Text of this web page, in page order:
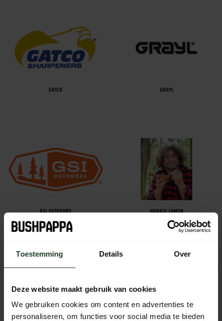
Toestemming Details Over
Deze website maakt gebruik van cookies
We gebruiken cookies om content en advertenties te
personaliseren, om functies voor social media te bieden
GATCO GRAYL
GSI OUTDOORS HARALD LAMON